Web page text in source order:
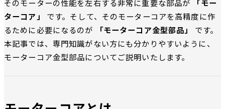
そのモーターの性能を左右する非常に重要な部品が
「モー
ターコア」
です。そして、そのモーターコアを高精度に作
るために必要になるのが
「モーターコア金型部品」
です。
本記事では、専門知識がない方にも分かりやすいように、
モーターコア金型部品についてご説明いたします。